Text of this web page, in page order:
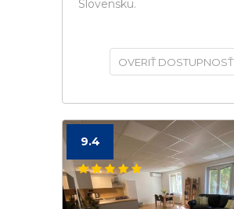
Slovensku.
OVERIŤ DOSTUPNOSŤ
9.4